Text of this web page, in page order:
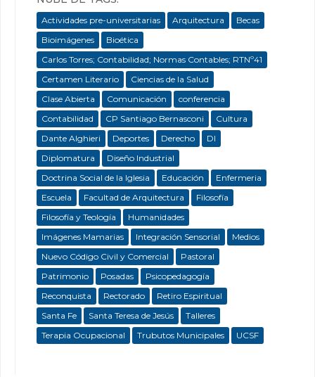
Actividades pre-universitarias Arquitectura
Becas
Bioimágenes
Bioética
Carlos Torres; Contabilidad; Normas Contables; RTNº41
Certamen Literario
Ciencias de la Salud
Clase Abierta
Comunicación
conferencia
Contabilidad
CP Santiago Bernasconi
Cultura
Dante Alghieri
Deportes Derecho
DI
Diplomatura
Diseño Industrial
Doctrina Social de la Iglesia
Educación
Enfermeria
Escuela
Facultad de Arquitectura
Filosofía
Filosofía y Teología
Humanidades
Imágenes Mamarias
Integración Sensorial
Medios
Nuevo Código Civil y Comercial
Pastoral
Patrimonio
Posadas
Psicopedagogía
Reconquista
Rectorado
Retiro Espiritual
Santa Fe
Santa Teresa de Jesús
Talleres
Terapia Ocupacional
Trubutos Municipales UCSF